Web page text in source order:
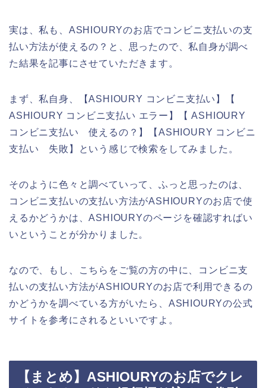
実は、私も、ASHIOURYのお店でコンビニ支払いの支
払い方法が使えるの？と、思ったので、私自身が調べ
た結果を記事にさせていただきます。
まず、私自身、【ASHIOURY コンビニ支払い】【
ASHIOURY コンビニ支払い エラー】【 ASHIOURY
コンビニ支払い 使えるの？】【ASHIOURY コンビニ
支払い 失敗】という感じで検索をしてみました。
そのように色々と調べていって、ふっと思ったのは、
コンビニ支払いの支払い方法がASHIOURYのお店で使
えるかどうかは、ASHIOURYのページを確認すればい
いということが分かりました。
なので、もし、こちらをご覧の方の中に、コンビニ支
払いの支払い方法がASHIOURYのお店で利用できるの
かどうかを調べている方がいたら、ASHIOURYの公式
サイトを参考にされるといいですよ。
【まとめ】ASHIOURYのお店でクレ